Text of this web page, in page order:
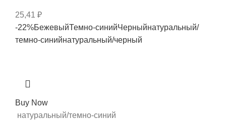
25,41 ₽
-22%БежевыйТемно-синийЧерныйнатуральный/
темно-синийнатуральный/черный
Buy Now
натуральный/темно-синий